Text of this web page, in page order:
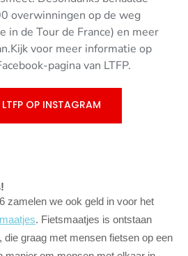
overwinningen op de weg
in de Tour de France) en meer
voor meer informatie op
paginavan LTFP.
LTFP OP INSTAGRAM
zamelen we ook geld in voor het
. Fietsmaatjes is ontstaan
die graag met mensen fietsen op een